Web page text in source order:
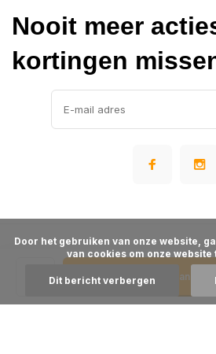
Toevoegen aan
Nooit meer
kortingen
Algemene voorwaarden Disclaimer
© Warehousesupply- Theme
van cookies om onze website
Dit bericht verbergen